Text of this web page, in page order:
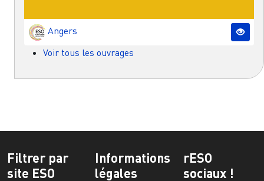
Angers
Voir tous les ouvrages
Filtrer par
site ESO
Informations
légales
rESO
sociaux !